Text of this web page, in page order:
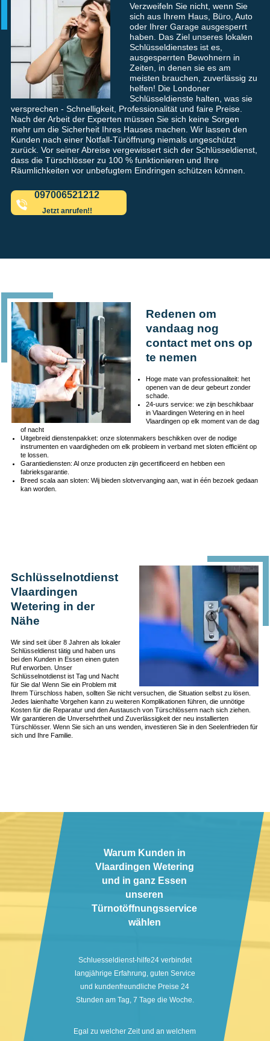
Verzweifeln Sie nicht, wenn Sie
sich aus Ihrem Haus, Büro, Auto
oder Ihrer Garage ausgesperrt
haben. Das Ziel unseres lokalen
Schlüsseldienstes ist es,
ausgesperrten Bewohnern in
Zeiten, in denen sie es am
meisten brauchen, zuverlässig zu
helfen! Die Londoner
Schlüsseldienste halten, was sie
versprechen - Schnelligkeit, Professionalität und faire Preise.
Nach der Arbeit der Experten müssen Sie sich keine Sorgen
mehr um die Sicherheit Ihres Hauses machen. Wir lassen den
Kunden nach einer Notfall-Türöffnung niemals ungeschützt
zurück. Vor seiner Abreise vergewissert sich der Schlüsseldienst,
dass die Türschlösser zu 100 % funktionieren und Ihre
Räumlichkeiten vor unbefugtem Eindringen schützen können.
097006521212
Jetzt anrufen!!
Redenen om
vandaag nog
contact met ons op
te nemen
Hoge mate van professionaliteit: het
openen van de deur gebeurt zonder
schade.
24-uurs service: we zijn beschikbaar
in Vlaardingen Wetering en in heel
Vlaardingen op elk moment van de dag
of nacht
Uitgebreid dienstenpakket: onze slotenmakers beschikken over de nodige
instrumenten en vaardigheden om elk probleem in verband met sloten efficiënt op
te lossen.
Garantiediensten: Al onze producten zijn gecertificeerd en hebben een
fabrieksgarantie.
Breed scala aan sloten: Wij bieden slotvervanging aan, wat in één bezoek gedaan
kan worden.
Schlüsselnotdienst
Vlaardingen
Wetering in der
Nähe
Wir sind seit über 8 Jahren als lokaler
Schlüsseldienst tätig und haben uns
bei den Kunden in Essen einen guten
Ruf erworben. Unser
Schlüsselnotdienst ist Tag und Nacht
für Sie da! Wenn Sie ein Problem mit
Ihrem Türschloss haben, sollten Sie nicht versuchen, die Situation selbst zu lösen.
Jedes laienhafte Vorgehen kann zu weiteren Komplikationen führen, die unnötige
Kosten für die Reparatur und den Austausch von Türschlössern nach sich ziehen.
Wir garantieren die Unversehrtheit und Zuverlässigkeit der neu installierten
Türschlösser. Wenn Sie sich an uns wenden, investieren Sie in den Seelenfrieden für
sich und Ihre Familie.
Warum Kunden in
Vlaardingen Wetering
und in ganz Essen
unseren
Türnotöffnungsservice
wählen
Schluesseldienst-hilfe24 verbindet
langjährige Erfahrung, guten Service
und kundenfreundliche Preise 24
Stunden am Tag, 7 Tage die Woche.
Egal zu welcher Zeit und an welchem